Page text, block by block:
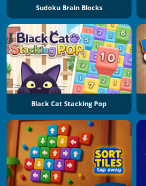
Sudoku Brain Blocks
Black Cat Stacking Pop